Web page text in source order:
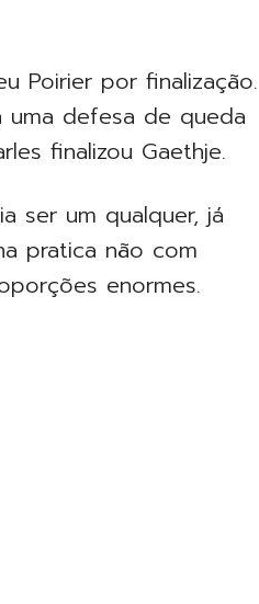
Poirier por finalização.
uma defesa de queda
finalizou Gaethje.
ser um qualquer, já
pratica não com
enormes.